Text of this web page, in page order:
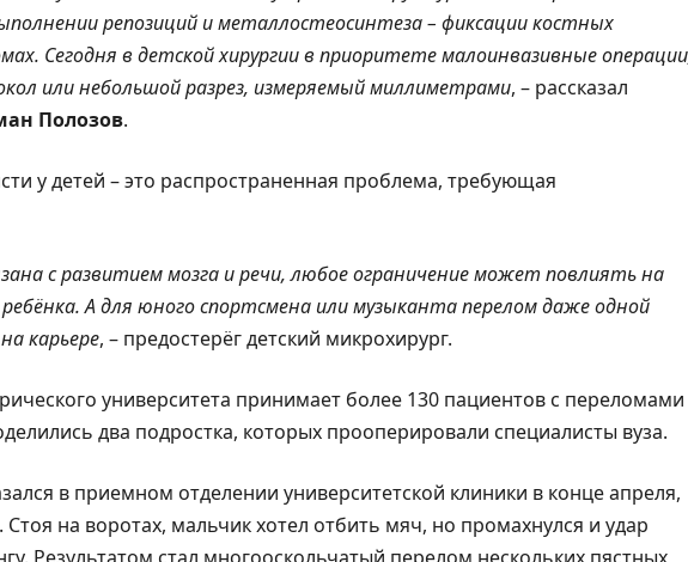
репозиций и металлостеосинтеза – фиксации костных
Сегодня в детской хирургии в приоритете малоинвазивные
или небольшой разрез, измеряемый миллиметрами, – рассказал
Полозов.
у детей – это распространенная проблема, требующая
с развитием мозга и речи, любое ограничение может повлиять на
А для юного спортсмена или музыканта перелом даже одной
карьере, – предостерёг детский микрохирург.
университета принимает более 130 пациентов с переломами
два подростка, которых прооперировали специалисты вуза.
в приемном отделении университетской клиники в конце апреля,
на воротах, мальчик хотел отбить мяч, но промахнулся и удар